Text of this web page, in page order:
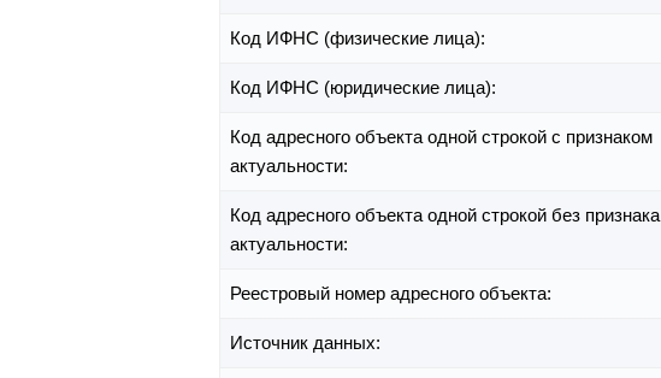
Код ИФНС (физические лица):
Код ИФНС (юридические лица):
Код адресного объекта одной строкой с признаком
актуальности:
Код адресного объекта одной строкой без признака
актуальности:
Реестровый номер адресного объекта:
Источник данных: